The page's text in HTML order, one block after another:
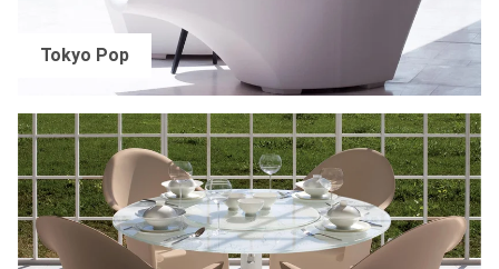
Tokyo Pop